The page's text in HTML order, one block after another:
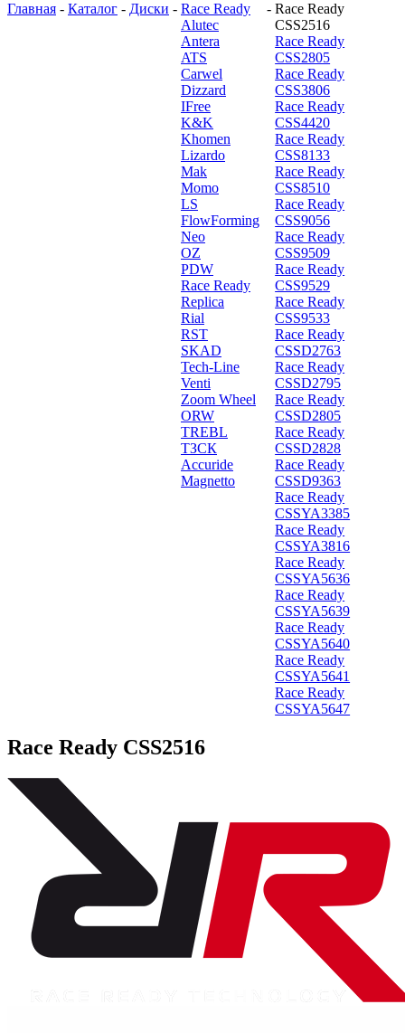
Главная - Каталог - Диски - Race Ready
Alutec
Antera
ATS
Carwel
Dizzard
IFree
K&K
Khomen
Lizardo
Mak
Momo
LS
FlowForming
Neo
OZ
PDW
Race Ready
Replica
Rial
RST
SKAD
Tech-Line
Venti
Zoom Wheel
ORW
TREBL
ТЗСК
Accuride
Magnetto
-Race Ready
CSS2516
Race Ready
CSS2805
Race Ready
CSS3806
Race Ready
CSS4420
Race Ready
CSS8133
Race Ready
CSS8510
Race Ready
CSS9056
Race Ready
CSS9509
Race Ready
CSS9529
Race Ready
CSS9533
Race Ready
CSSD2763
Race Ready
CSSD2795
Race Ready
CSSD2805
Race Ready
CSSD2828
Race Ready
CSSD9363
Race Ready
CSSYA3385
Race Ready
CSSYA3816
Race Ready
CSSYA5636
Race Ready
CSSYA5639
Race Ready
CSSYA5640
Race Ready
CSSYA5641
Race Ready
CSSYA5647
Race Ready CSS2516